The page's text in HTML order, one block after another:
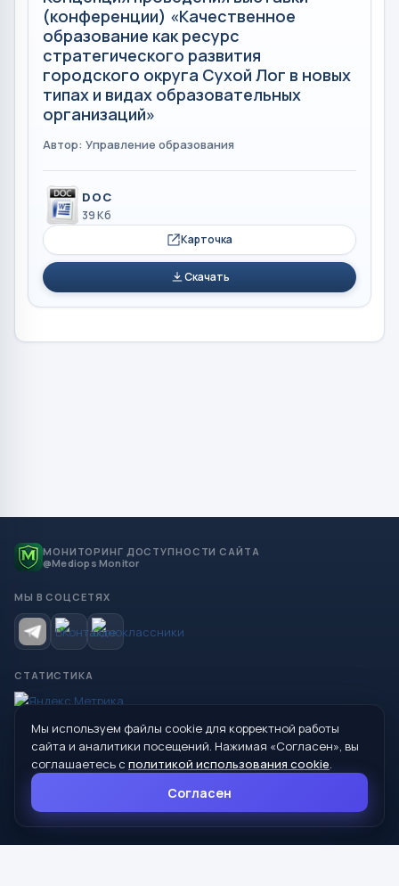
(конференции) «Качественное
образование как ресурс
стратегического развития
городского округа Сухой Лог в новых
типах и видах образовательных
организаций»
Автор: Управление образования
DOC
39 Кб
Карточка
Скачать
МОНИТОРИНГ ДОСТУПНОСТИ САЙТА
@Mediops Monitor
МЫ В СОЦСЕТЯХ
СТАТИСТИКА
© 2026 Управление образования Администрации МО
Сухой Лог
624800, Свердловская область, г. Сухой Лог, ул. Кирова, дом 7
8 (34373) 4-33-85
Мы используем файлы cookie для корректной работы
сайта и аналитики посещений. Нажимая «Согласен», вы
соглашаетесь с политикой использования cookie.
Согласен